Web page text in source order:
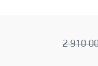
2 910